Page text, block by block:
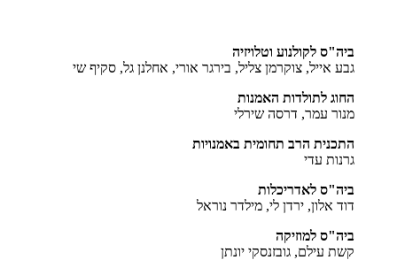
ביה"ס לקולנוע וטלויזיה
גבע אייל, צוקרמן צליל, בירגר אורי, אחלנן גל, סקיף שי
החוג לתולדות האמנות
מנור עמר, דרסה שירלי
התכנית הרב תחומית באמנויות
גרנות עדי
ביה"ס לאדריכלות
דוד אלון, ירדן לי, מילדר נוראל
ביה"ס למוזיקה
קשת עילם, גובזנסקי יונתן